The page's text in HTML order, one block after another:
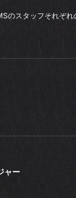
のスタッフそれぞ
まうのですが、同
同じような靴（
人揃って犬好きな
ャー